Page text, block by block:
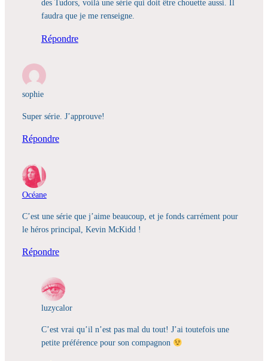
des Tudors, voilà une série qui doit être chouette aussi. Il
faudra que je me renseigne.
Répondre
sophie
Super série. J’approuve!
Répondre
Océane
C’est une série que j’aime beaucoup, et je fonds carrément pour
le héros principal, Kevin McKidd !
Répondre
luzycalor
C’est vrai qu’il n’est pas mal du tout! J’ai toutefois une
petite préférence pour son compagnon